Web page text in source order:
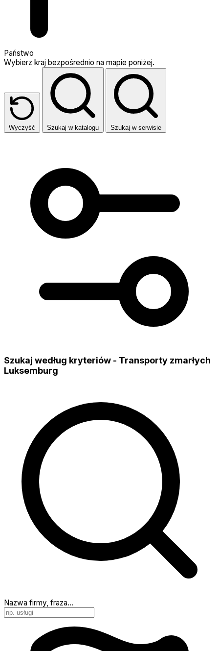
Państwo
Wybierz kraj bezpośrednio na mapie poniżej.
Wyczyść Szukaj w katalogu Szukaj w serwisie
Szukaj według kryteriów - Transporty zmarłych
Luksemburg
Nazwa firmy, fraza…